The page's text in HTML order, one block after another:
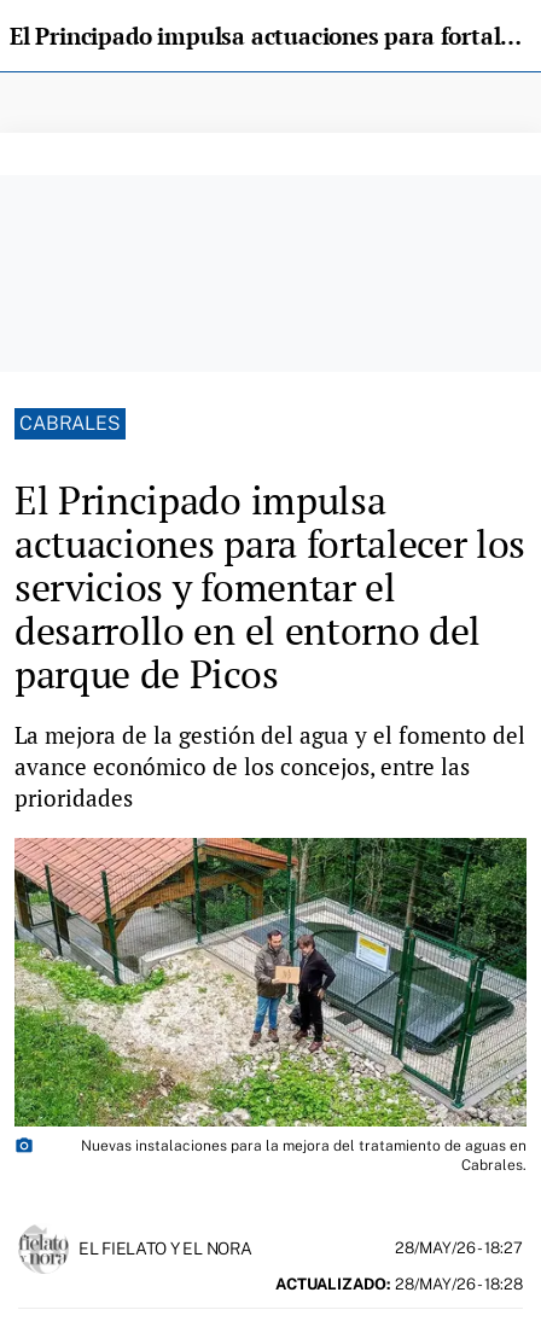
El Principado impulsa actuaciones para fortalecer los servicios y fomentar el desarrollo en el entorno del parque de Picos
CABRALES
El Principado impulsa
actuaciones para fortalecer los
servicios y fomentar el
desarrollo en el entorno del
parque de Picos
La mejora de la gestión del agua y el fomento del
avance económico de los concejos, entre las
prioridades
photo_camera
Nuevas instalaciones para la mejora del tratamiento de aguas en
Cabrales.
EL FIELATO Y EL NORA 28/MAY/26- 18:27
ACTUALIZADO: 28/MAY/26 - 18:28